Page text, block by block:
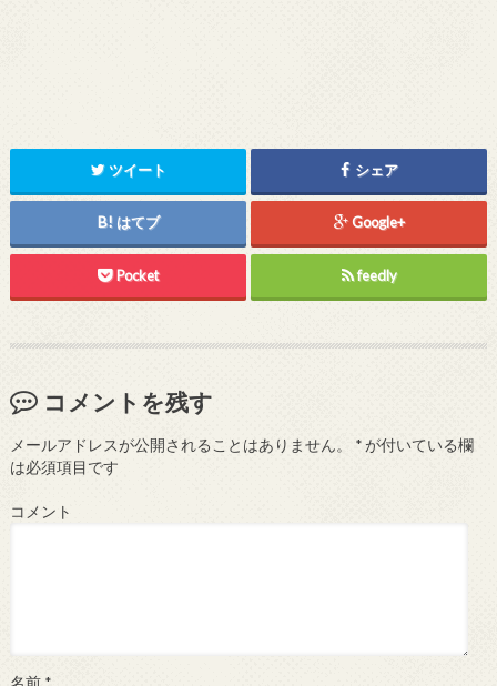
ツイート シェア
はてブ Google+
Pocket feedly
コメントを残す
メールアドレスが公開されることはありません。 *が付いている欄
は必須項目です
コメント